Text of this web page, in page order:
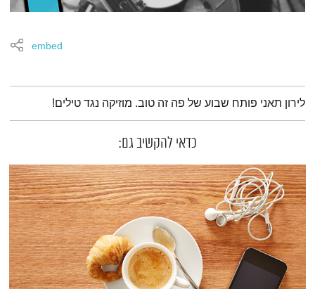
embed
תמצית הפודקאסט
לירון תאני פותח שבוע של פה זה טוב. מוזיקה נגד טילים!
כדאי להקשיב גם: